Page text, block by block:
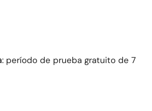
: período de prueba gratuito de 7